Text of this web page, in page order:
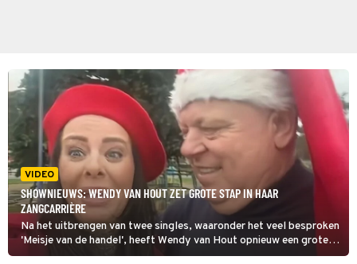
VIDEO
SHOWNIEUWS: WENDY VAN HOUT ZET GROTE STAP IN HAAR
ZANGCARRIÈRE
Na het uitbrengen van twee singles, waaronder het veel besproken
'Meisje van de handel', heeft Wendy van Hout opnieuw een grote
stap gezet in haar zangcarrière. De vriendin van Peter Gillis gaat